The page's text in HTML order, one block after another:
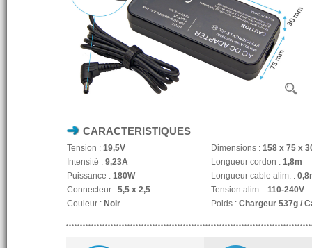
CARACTERISTIQUES
Tension : 19,5V Dimensions : 158 x 75 x
Intensité : 9,23A Longueur cordon : 1,8m
Puissance : 180W Longueur cable alim. :
Connecteur : 5,5 x 2,5 Tension alim. : 110-240V
Couleur : Noir Poids : Chargeur 537g /